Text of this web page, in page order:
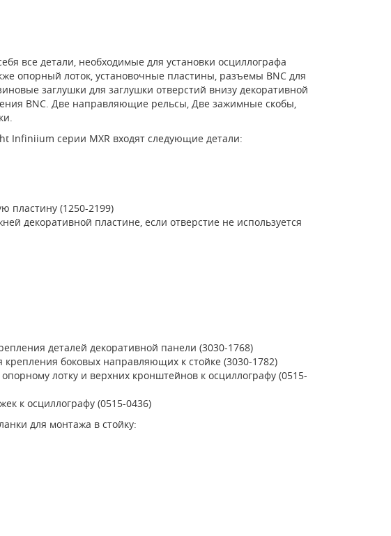
все детали, необходимые для установки осциллографа
опорный лоток, установочные пластины, разъемы BNC для
заглушки для заглушки отверстий внизу декоративной
BNC. Две направляющие рельсы, Две зажимные скобы,
Infiniium серии MXR входят следующие детали:
пластину (1250-2199)
декоративной пластине, если отверстие не используется
деталей декоративной панели (3030-1768)
крепления боковых направляющих к стойке (3030-1782)
лотку и верхних кронштейнов к осциллографу (0515-
к осциллографу (0515-0436)
для монтажа в стойку: